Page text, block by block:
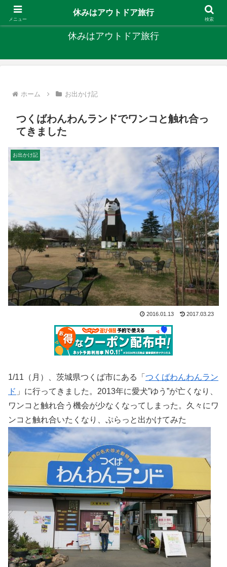
キャンプ、釣り、旅行など外遊びを楽しんでます
休みはアウトドア旅行
ホーム お出かけ記
つくばわんわんランドでワンコと触れ合っ
てきました
お出かけ記
2016.01.13 2017.03.23
1/11（月）、茨城県つくば市にある「 つくばわんわんラン
ド 」に行ってきました。2013年に愛犬”ゆう”が亡くなり、
ワンコと触れ合う機会が少なくなってしまった。久々にワ
ンコと触れ合いたくなり、ぷらっと出かけてみた
メニュー
休みはアウトドア旅行
検索